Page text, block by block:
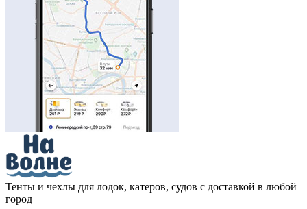
Тенты и чехлы для лодок, катеров, судов с доставкой в любой
город